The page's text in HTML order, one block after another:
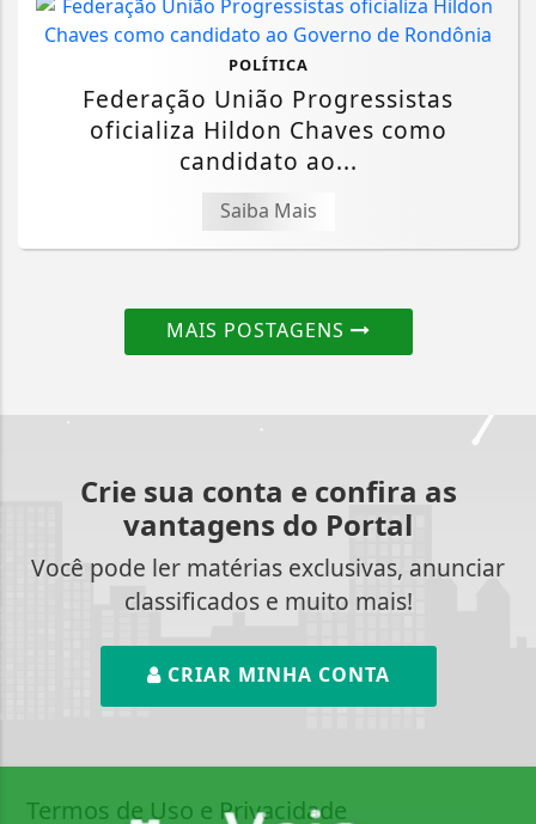
POLÍTICA
Federação União Progressistas
oficializa Hildon Chaves como
candidato ao...
Saiba Mais
MAIS POSTAGENS
Crie sua conta e confira as
vantagens do Portal
Você pode ler matérias exclusivas, anunciar
classificados e muito mais!
CRIAR MINHA CONTA
Termos de Uso e Privacidade